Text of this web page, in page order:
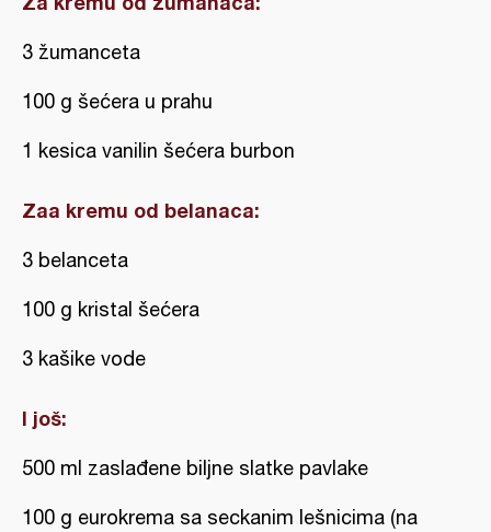
3 žumanceta
100 g šećera u prahu
1 kesica vanilin šećera burbon
Zaa kremu od belanaca:
3 belanceta
100 g kristal šećera
3 kašike vode
I još:
500 ml zaslađene biljne slatke pavlake
100 g eurokrema sa seckanim lešnicima (na